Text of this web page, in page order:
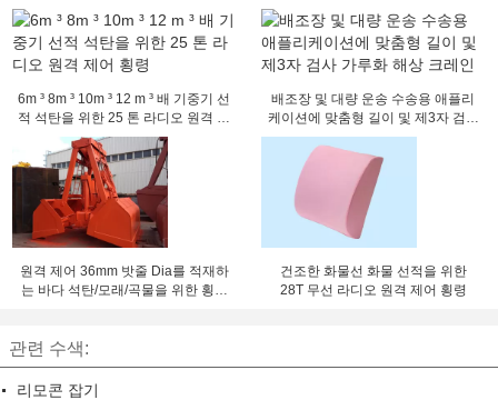
6m ³ 8m ³ 10m ³ 12 m ³ 배 기중기 선
적 석탄을 위한 25 톤 라디오 원격 제
어 횡령
배조장 및 대량 운송 수송용 애플리
케이션에 맞춤형 길이 및 제3자 검사
가루화 해상 크레인
원격 제어 36mm 밧줄 Dia를 적재하
는 바다 석탄/모래/곡물을 위한 횡령
건조한 화물선 화물 선적을 위한
28T 무선 라디오 원격 제어 횡령
관련 수색:
리모콘 잡기